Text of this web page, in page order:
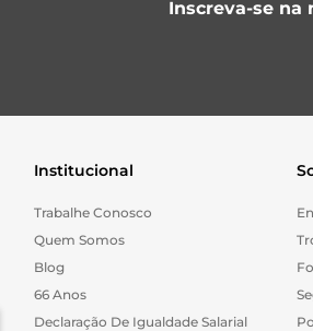
Inscreva-se na
Institucional
Trabalhe Conosco
Quem Somos
Blog
66 Anos
Declaração De Igualdade Salarial